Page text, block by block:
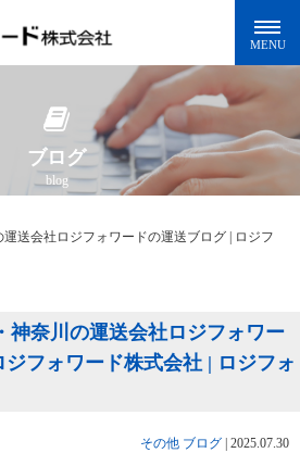
ブログ
blog
運送会社ロジフォワードの運送ブログ | ロジフ
神奈川の運送会社ロジフォワー
ジフォワード株式会社 | ロジフォ
その他 ブログ 2025.07.30